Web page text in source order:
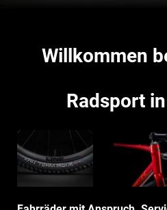
Willkommen
Radsport